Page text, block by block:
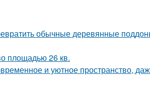
обычные деревянные
площадью 26 кв.
и уютное пространство,